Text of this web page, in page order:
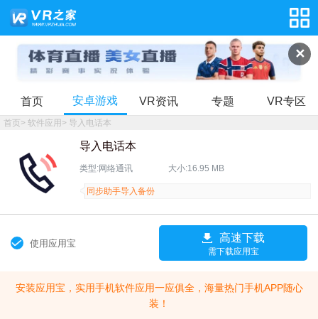
✕
首页 安卓游戏 VR资讯 专题 VR专区
首页> 软件应用> 导入电话本
导入电话本
类型:网络通讯 大小:16.95 MB
同步助手导入备份
使用应用宝 高速下载
需下载应用宝
安装应用宝，实用手机软件应用一应俱全，海量热门手机APP随心
装！